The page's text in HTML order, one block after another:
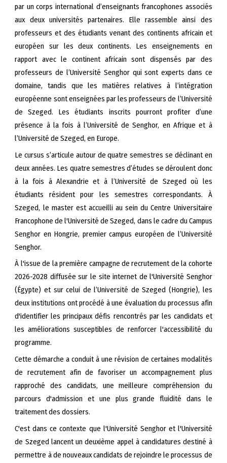
par un corps international d’enseignants francophones associés
aux deux universités partenaires. Elle rassemble ainsi des
professeurs et des étudiants venant des continents africain et
européen sur les deux continents. Les enseignements en
rapport avec le continent africain sont dispensés par des
professeurs de l’Université Senghor qui sont experts dans ce
domaine, tandis que les matières relatives à l’intégration
européenne sont enseignées par les professeurs de l’Université
de Szeged. Les étudiants inscrits pourront profiter d’une
présence à la fois à l’Université de Senghor, en Afrique et à
l’Université de Szeged, en Europe.
Le cursus s’articule autour de quatre semestres se déclinant en
deux années. Les quatre semestres d’études se déroulent donc
à la fois à Alexandrie et à l’Université de Szeged où les
étudiants résident pour les semestres correspondants. À
Szeged, le master est accueilli au sein du Centre Universitaire
Francophone de l'Université de Szeged, dans le cadre du Campus
Senghor en Hongrie, premier campus européen de l’Université
Senghor.
À l'issue de la première campagne de recrutement de la cohorte
2026-2028 diffusée sur le site internet de l'Université Senghor
(Égypte) et sur celui de l’Université de Szeged (Hongrie), les
deux institutions ont procédé à une évaluation du processus afin
d'identifier les principaux défis rencontrés par les candidats et
les améliorations susceptibles de renforcer l'accessibilité du
programme.
Cette démarche a conduit à une révision de certaines modalités
de recrutement afin de favoriser un accompagnement plus
rapproché des candidats, une meilleure compréhension du
parcours d'admission et une plus grande fluidité dans le
traitement des dossiers.
C'est dans ce contexte que l'Université Senghor et l'Université
de Szeged lancent un deuxième appel à candidatures destiné à
permettre à de nouveaux candidats de rejoindre le processus de